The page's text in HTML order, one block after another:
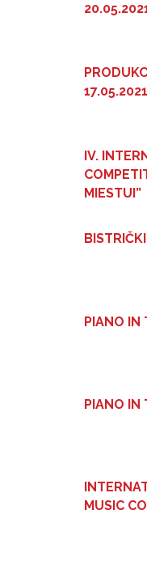
IV.
MIESTUI”
PIANO IN
PIANO IN
MUSIC